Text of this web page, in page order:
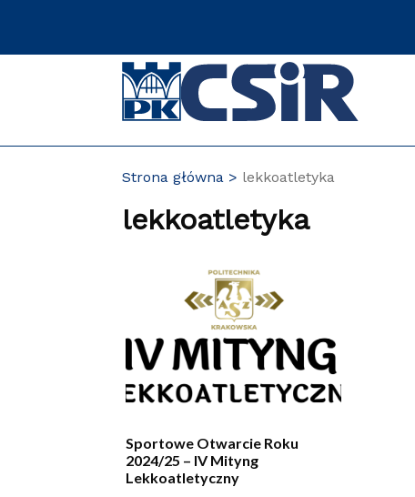
Strona główna lekkoatletyka
lekkoatletyka
Sportowe Otwarcie Roku
2024/25 – IV Mityng
Lekkoatletyczny